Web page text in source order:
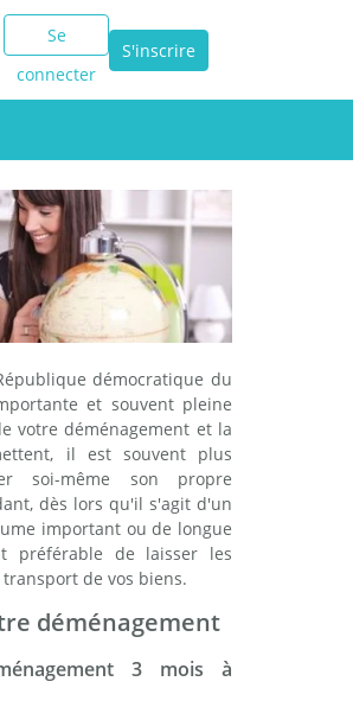
Se
connecter
S'inscrire
démocratique du
et souvent pleine
votre déménagement et la
il est souvent plus
soi-même son propre
dès lors qu'il s'agit d'un
important ou de longue
préférable de laisser les
de vos biens.
déménagement
3 mois à